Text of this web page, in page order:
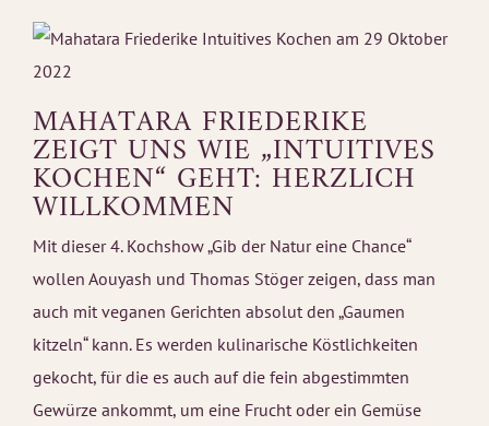
MAHATARA FRIEDERIKE
ZEIGT UNS WIE „INTUITIVES
KOCHEN“ GEHT: HERZLICH
WILLKOMMEN
Mit dieser 4. Kochshow „Gib der Natur eine Chance“
wollen Aouyash und Thomas Stöger zeigen, dass man
auch mit veganen Gerichten absolut den „Gaumen
kitzeln“ kann. Es werden kulinarische Köstlichkeiten
gekocht, für die es auch auf die fein abgestimmten
Gewürze ankommt, um eine Frucht oder ein Gemüse